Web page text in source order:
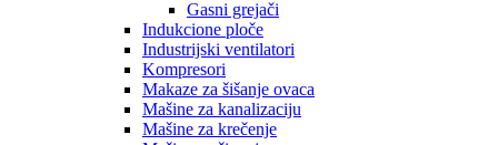
Gasni grejači
Indukcione ploče
Industrijski ventilatori
Kompresori
Makaze za šišanje ovaca
Mašine za kanalizaciju
Mašine za krečenje